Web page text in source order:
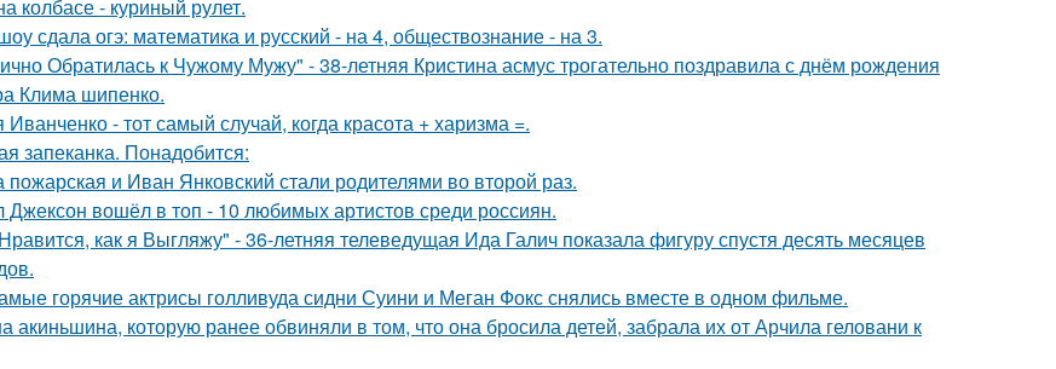
колбасе - куриный рулет.
сдала огэ: математика и русский - на 4, обществознание - на 3.
Обратилась к Чужому Мужу" - 38-летняя Кристина асмус трогательно поздравила с днём рождения
Клима шипенко.
- тот самый случай, когда красота + харизма =.
запеканка. Понадобится:
пожарская и Иван Янковский стали родителями во второй раз.
Джексон вошёл в топ - 10 любимых артистов среди россиян.
как я Выгляжу" - 36-летняя телеведущая Ида Галич показала фигуру спустя десять месяцев
горячие актрисы голливуда сидни Суини и Меган Фокс снялись вместе в одном фильме.
акиньшина, которую ранее обвиняли в том, что она бросила детей, забрала их от Арчила геловани к